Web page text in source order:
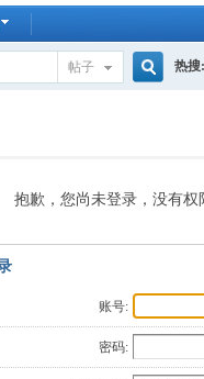
帖子
索
热搜:
抱歉，您尚未登录，没有权
账号:
密码: